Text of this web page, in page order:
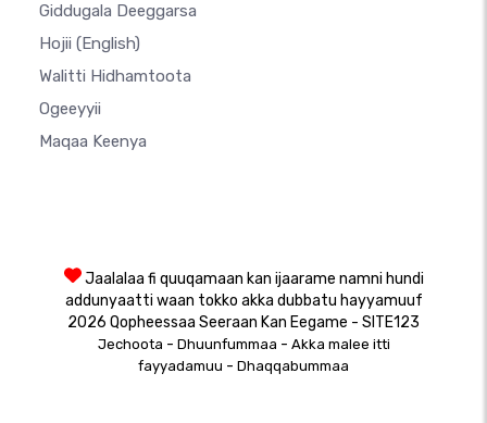
Giddugala Deeggarsa
Hojii (English)
Walitti Hidhamtoota
Ogeeyyii
Maqaa Keenya
Jaalalaa fi quuqamaan kan ijaarame namni hundi
addunyaatti waan tokko akka dubbatu hayyamuuf
2026 Qopheessaa Seeraan Kan Eegame - SITE123
Jechoota - Dhuunfummaa - Akka malee itti
fayyadamuu - Dhaqqabummaa